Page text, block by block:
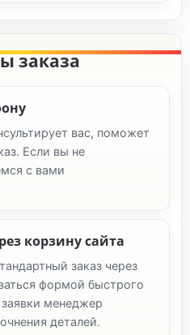
заказа
вас, поможет
Если вы не
с вами
корзину сайта
заказ через
формой быстрого
заявки менеджер
деталей.